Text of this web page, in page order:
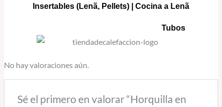
Insertables (Lenã, Pellets) | Cocina a Lenã
Tubos
No hay valoraciones aún.
Sé el primero en valorar “Horquilla en